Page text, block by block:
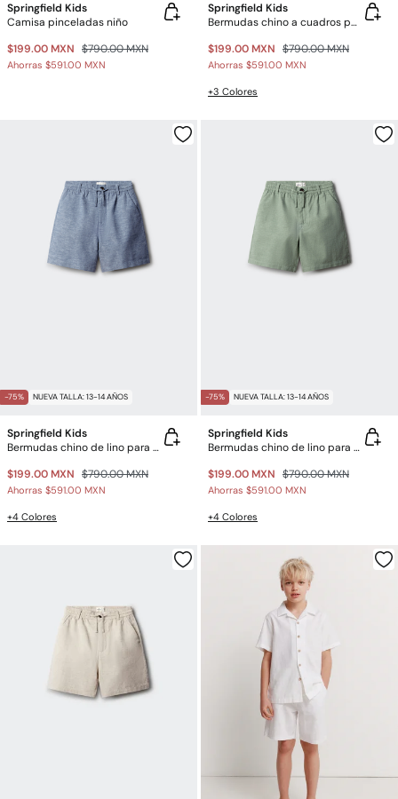
Springfield Kids
Camisa pinceladas niño
$199.00 MXN $790.00 MXN
Ahorras $591.00 MXN
Springfield Kids
Bermudas chino a cuadros para niño
$199.00 MXN $790.00 MXN
Ahorras $591.00 MXN
+3 Colores
-75% NUEVA TALLA: 13-14 AÑOS
Springfield Kids
Bermudas chino de lino para niño
$199.00 MXN $790.00 MXN
Ahorras $591.00 MXN
+4 Colores
-75% NUEVA TALLA: 13-14 AÑOS
Springfield Kids
Bermudas chino de lino para niño
$199.00 MXN $790.00 MXN
Ahorras $591.00 MXN
+4 Colores